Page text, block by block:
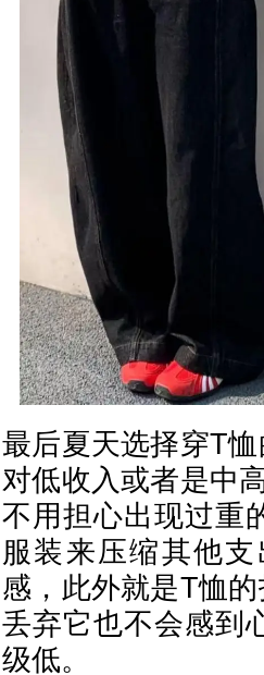
最后夏天选择穿T
对低收入或者是中
不用担心出现过重
服装来压缩其他
感，此外就是T恤
丢弃它也不会感到
级低。